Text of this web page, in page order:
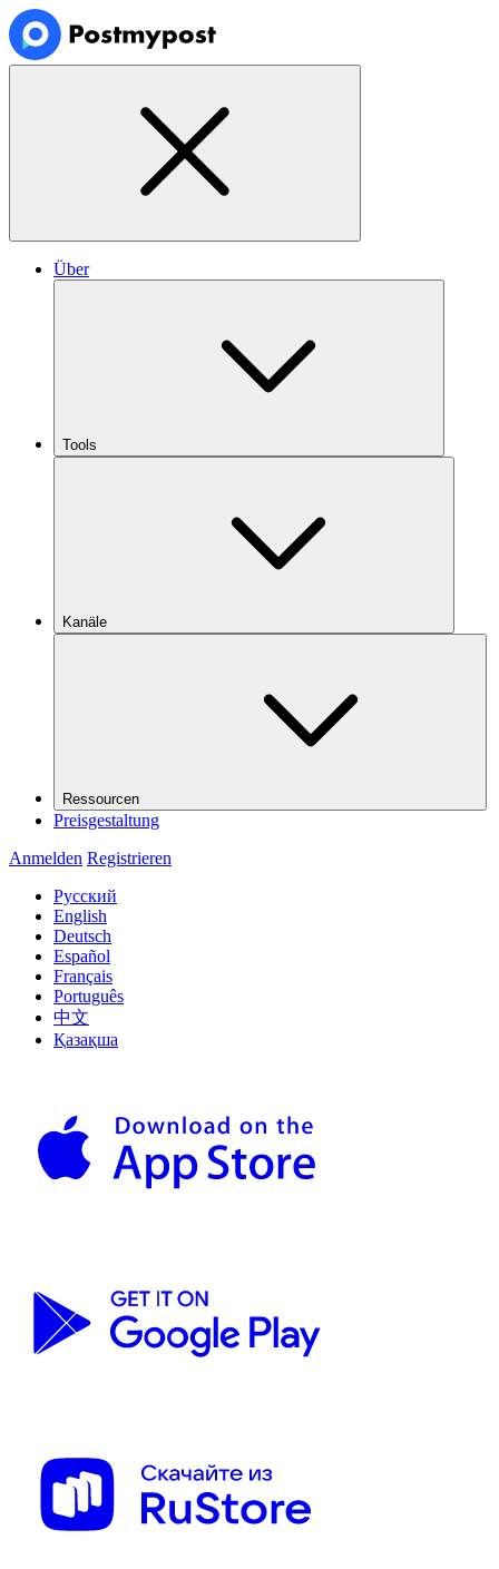
Über
Tools
Kanäle
Ressourcen
Preisgestaltung
Anmelden Registrieren
Русский
English
Deutsch
Español
Français
Português
中文
Қазақша